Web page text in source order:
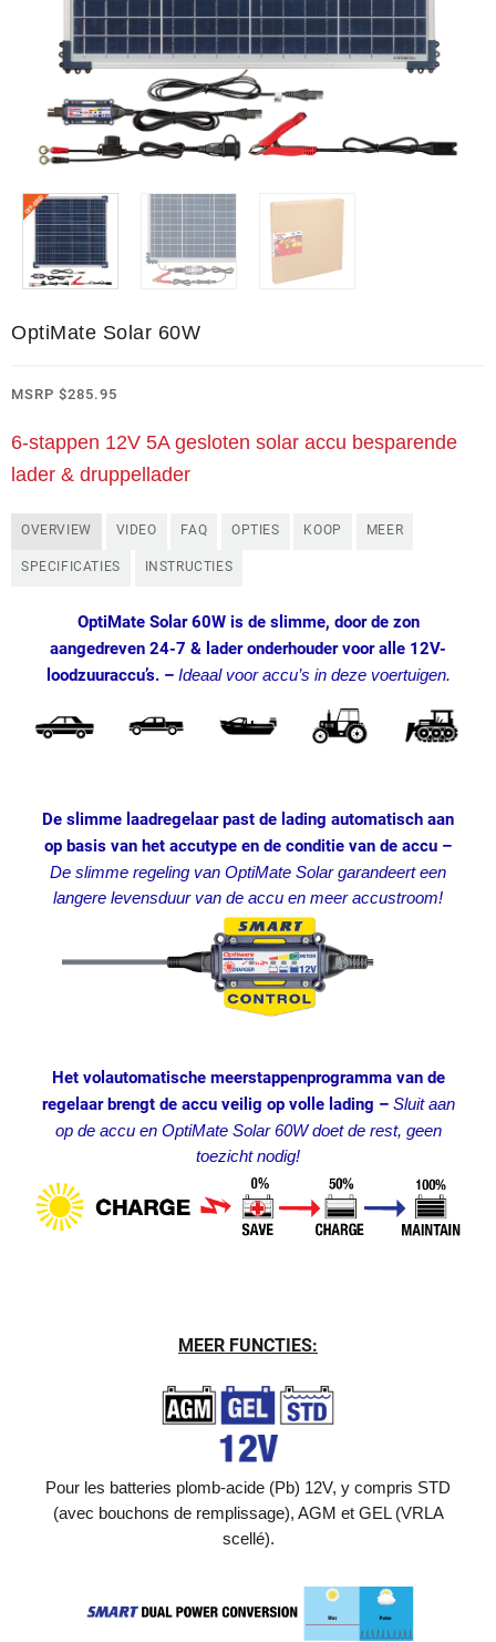
OptiMate Solar 60W
MSRP $285.95
6-stappen 12V 5A gesloten solar accu besparende
lader & druppellader
OVERVIEW VIDEO FAQ OPTIES KOOP MEER
SPECIFICATIES INSTRUCTIES
OptiMate Solar 60W is de slimme, door de zon
aangedreven 24-7 & lader onderhouder voor alle 12V-
loodzuuraccu’s. – Ideaal voor accu’s in deze voertuigen.
De slimme laadregelaar past de lading automatisch aan
op basis van het accutype en de conditie van de accu –
De slimme regeling van OptiMate Solar garandeert een
langere levensduur van de accu en meer accustroom!
Het volautomatische meerstappenprogramma van de
regelaar brengt de accu veilig op volle lading – Sluit aan
op de accu en OptiMate Solar 60W doet de rest, geen
toezicht nodig!
MEER FUNCTIES:
Pour les batteries plomb-acide (Pb) 12V, y compris STD
(avec bouchons de remplissage), AGM et GEL (VRLA
scellé).